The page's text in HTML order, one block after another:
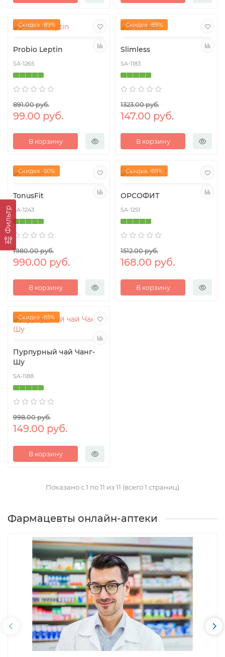
Фильтр
Скидка -89%
Probio Leptin
SA-1265
891.00 руб.
99.00 руб.
В корзину
Скидка -89%
Slimless
SA-1183
1323.00 руб.
147.00 руб.
В корзину
Скидка -50%
TonusFit
SA-1243
1980.00 руб.
990.00 руб.
В корзину
Скидка -89%
ОРСОФИТ
SA-1251
1512.00 руб.
168.00 руб.
В корзину
Скидка -85%
Пурпурный чай Чанг-
Шу
SA-1188
998.00 руб.
149.00 руб.
В корзину
Показано с 1 по 11 из 11 (всего 1 страниц)
Фармацевты онлайн-аптеки